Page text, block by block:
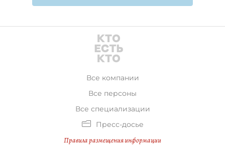
Все компании
Все персоны
Все специализации
Пресс-досье
Правила размещения информации